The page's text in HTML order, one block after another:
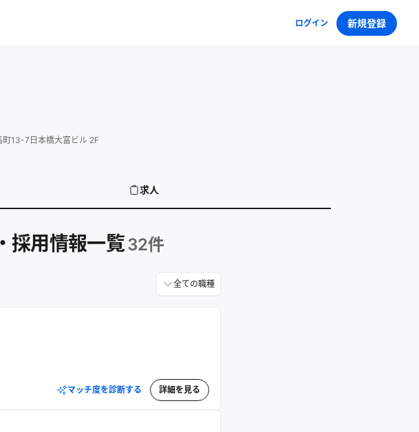
ログイン 新規登録
13-7日本橋大富ビル 2F
求人
採用情報一覧32件
全ての職種
マッチ度を診断する 詳細を見る